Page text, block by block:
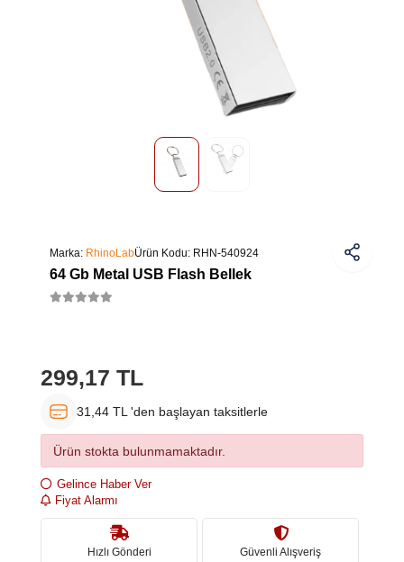
Marka: RhinoLabÜrün Kodu: RHN-540924
64 Gb Metal USB Flash Bellek
299,17 TL
31,44 TL 'den başlayan taksitlerle
Ürün stokta bulunmamaktadır.
Gelince Haber Ver
Fiyat Alarmı
Hızlı Gönderi Güvenli Alışveriş